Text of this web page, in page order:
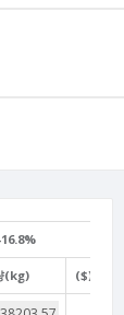
(kg) ($)/(kg)